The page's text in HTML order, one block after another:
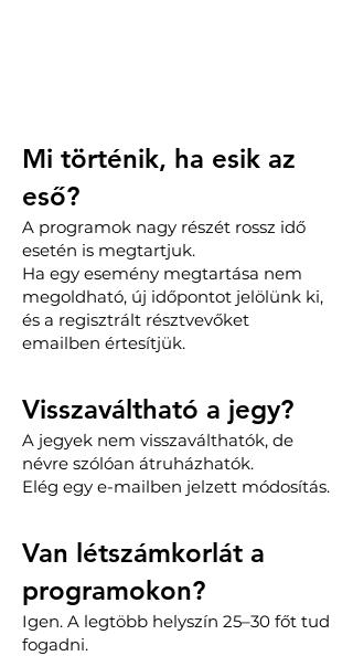
Mi történik, ha esik az
eső?
A programok nagy részét rossz idő
esetén is megtartjuk.
Ha egy esemény megtartása nem
megoldható, új időpontot jelölünk ki,
és a regisztrált résztvevőket
emailben értesítjük.
Visszaváltható a jegy?
A jegyek nem visszaválthatók, de
névre szólóan átruházhatók.
Elég egy e-mailben jelzett módosítás.
Van létszámkorlát a
programokon?
Igen. A legtöbb helyszín 25–30 főt tud
fogadni.